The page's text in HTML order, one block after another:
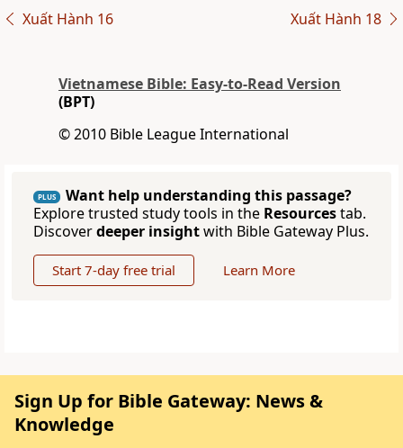
Xuất Hành 16 Xuất Hành 18
Vietnamese Bible: Easy-to-Read Version
(BPT)
© 2010 Bible League International
PLUS
Want help understanding this passage?
Explore trusted study tools in the Resourcestab.
Discoverdeeper insightwith Bible Gateway Plus.
Start 7-day free trial Learn More
Sign Up for Bible Gateway: News &
Knowledge